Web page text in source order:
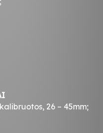
26 – 45mm;